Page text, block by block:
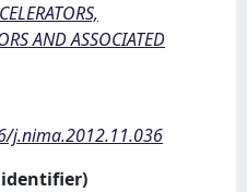
AND ASSOCIATED
j.nima.2012.11.036
identifier)